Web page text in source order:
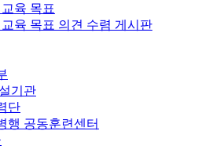
육 목표
육 목표 의견 수렴 게시판
기관
단
행 공동훈련센터